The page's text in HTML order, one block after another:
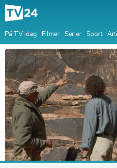
På TV idag Filmer Serier Sport